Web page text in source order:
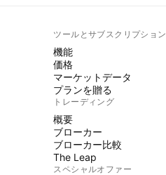
ツールとサブスクリプション
機能
価格
マーケットデータ
プランを贈る
トレーディング
概要
ブローカー
ブローカー比較
The Leap
スペシャルオファー